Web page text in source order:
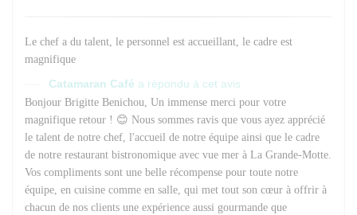
Le chef a du talent, le personnel est accueillant, le cadre est
magnifique
Catamaran Café a répondu à cet avis
Bonjour Brigitte Benichou, Un immense merci pour votre
magnifique retour ! 😊 Nous sommes ravis que vous ayez apprécié
le talent de notre chef, l'accueil de notre équipe ainsi que le cadre
de notre restaurant bistronomique avec vue mer à La Grande-Motte.
Vos compliments sont une belle récompense pour toute notre
équipe, en cuisine comme en salle, qui met tout son cœur à offrir à
chacun de nos clients une expérience aussi gourmande que